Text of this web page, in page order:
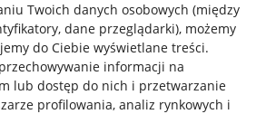
Twoich danych osobowych (między
dane przeglądarki), możemy
do Ciebie wyświetlane treści.
informacji na
lub dostęp do nich i przetwarzanie
profilowania, analiz rynkowych i